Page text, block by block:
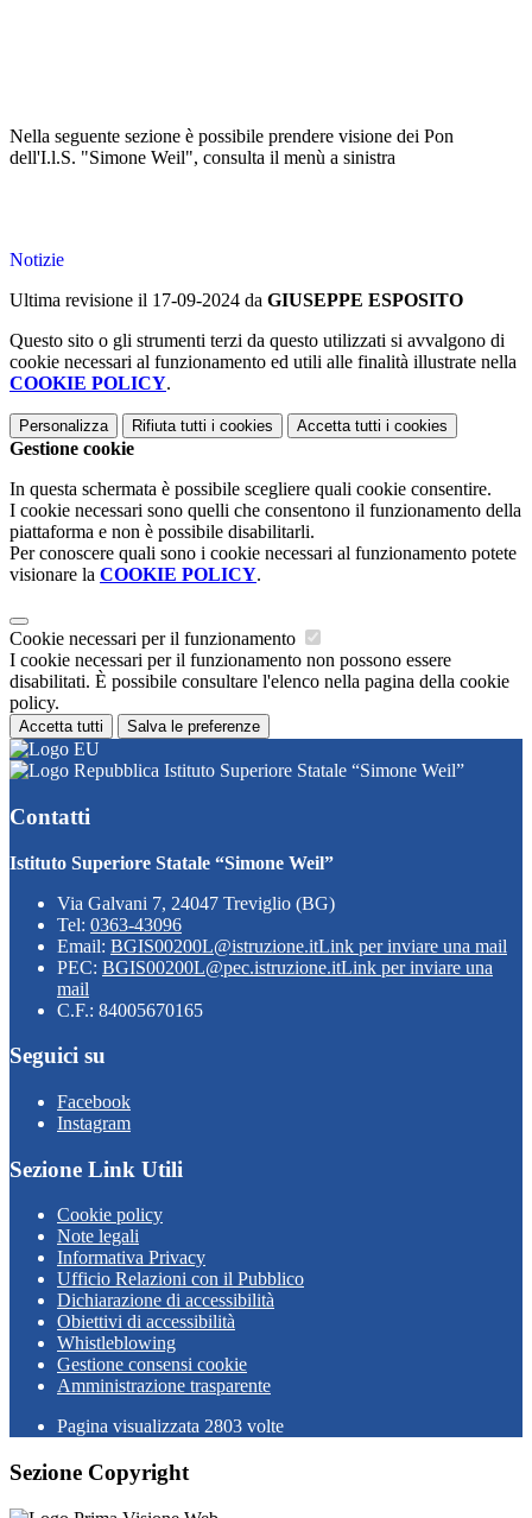
Nella seguente sezione è possibile prendere visione dei Pon
dell'I.l.S. "Simone Weil", consulta il menù a sinistra
Notizie
Ultima revisione il 17-09-2024 da GIUSEPPE ESPOSITO
Questo sito o gli strumenti terzi da questo utilizzati si avvalgono di
cookie necessari al funzionamento ed utili alle finalità illustrate nella
COOKIE POLICY.
Personalizza Rifiuta tutti i cookies Accetta tutti i cookies
Gestione cookie
In questa schermata è possibile scegliere quali cookie consentire.
I cookie necessari sono quelli che consentono il funzionamento della
piattaforma e non è possibile disabilitarli.
Per conoscere quali sono i cookie necessari al funzionamento potete
visionare la COOKIE POLICY.
Cookie necessari per il funzionamento
I cookie necessari per il funzionamento non possono essere
disabilitati. È possibile consultare l'elenco nella pagina della cookie
policy.
Accetta tutti Salva le preferenze
Istituto Superiore Statale “Simone Weil”
Contatti
Istituto Superiore Statale “Simone Weil”
Via Galvani 7, 24047 Treviglio (BG)
Tel: 0363-43096
Email: BGIS00200L@istruzione.itLink per inviare una mail
PEC: BGIS00200L@pec.istruzione.itLink per inviare una
mail
C.F.: 84005670165
Seguici su
Facebook
Instagram
Sezione Link Utili
Cookie policy
Note legali
Informativa Privacy
Ufficio Relazioni con il Pubblico
Dichiarazione di accessibilità
Obiettivi di accessibilità
Whistleblowing
Gestione consensi cookie
Amministrazione trasparente
Pagina visualizzata 2803 volte
Sezione Copyright